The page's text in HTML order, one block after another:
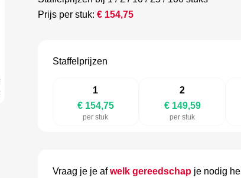
Prijs per stuk: € 154,75
Staffelprijzen
1
€ 154,75
per stuk
2
€ 149,59
per stuk
Vraag je je afwelk gereedschapje nodig